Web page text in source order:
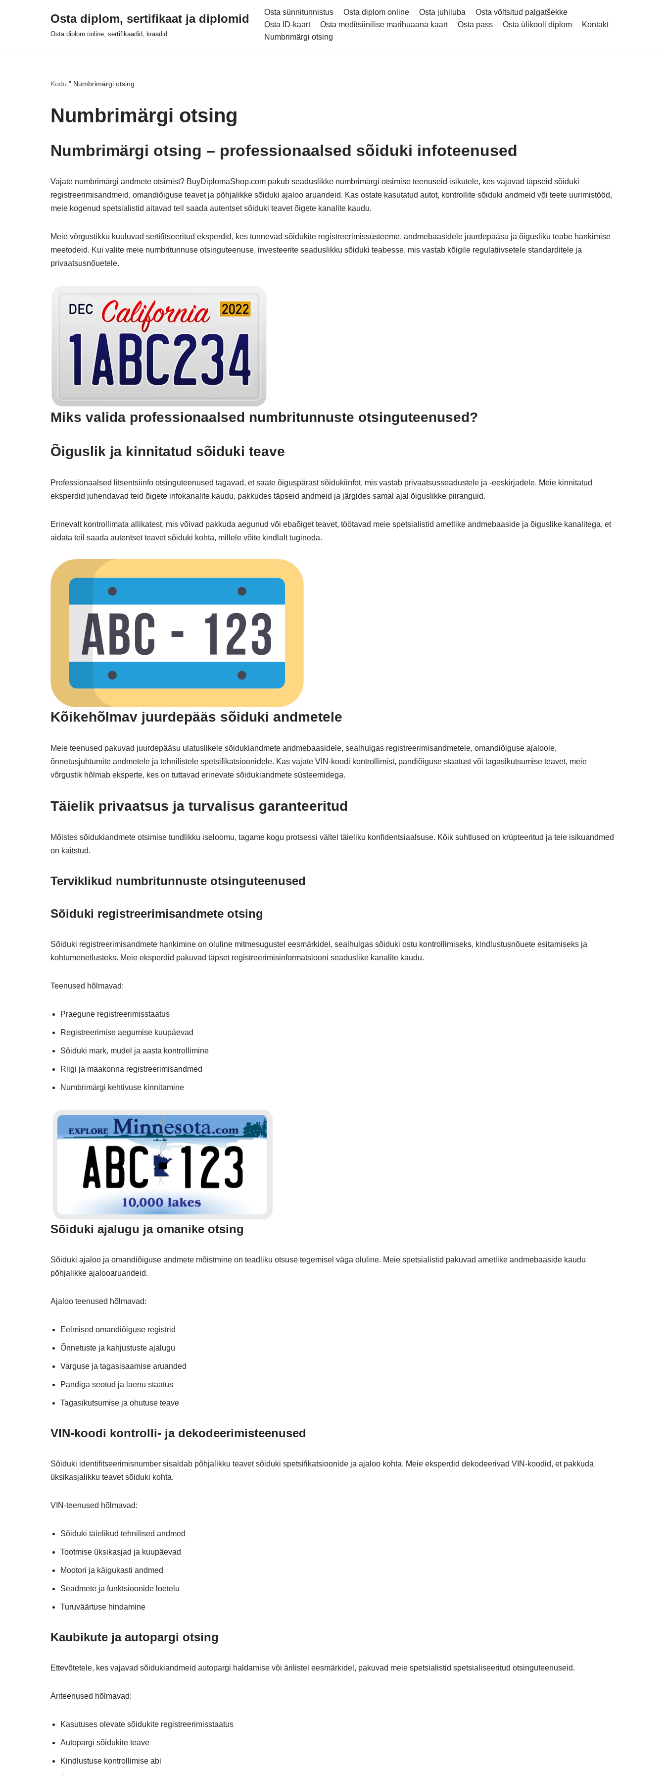
Osta diplom, sertifikaat ja diplomid
Osta diplom online, sertifikaadid, kraadid
Osta sünnitunnistus Osta diplom online Osta juhiluba
Osta võltsitud palgatšekke
Osta ID-kaart
Osta meditsiinilise marihuaana kaart Osta pass Osta ülikooli diplom
Kontakt
Numbrimärgi otsing
Kodu " Numbrimärgi otsing
Numbrimärgi otsing
Numbrimärgi otsing – professionaalsed sõiduki infoteenused
Vajate numbrimärgi andmete otsimist? BuyDiplomaShop.com pakub seaduslikke numbrimärgi otsimise teenuseid isikutele, kes vajavad täpseid sõiduki
registreerimisandmeid, omandiõiguse teavet ja põhjalikke sõiduki ajaloo aruandeid. Kas ostate kasutatud autot, kontrollite sõiduki andmeid või teete uurimistööd,
meie kogenud spetsialistid aitavad teil saada autentset sõiduki teavet õigete kanalite kaudu.
Meie võrgustikku kuuluvad sertifitseeritud eksperdid, kes tunnevad sõidukite registreerimissüsteeme, andmebaasidele juurdepääsu ja õigusliku teabe hankimise
meetodeid. Kui valite meie numbritunnuse otsinguteenuse, investeerite seaduslikku sõiduki teabesse, mis vastab kõigile regulatiivsetele standarditele ja
privaatsusnõuetele.
Miks valida professionaalsed numbritunnuste otsinguteenused?
Õiguslik ja kinnitatud sõiduki teave
Professionaalsed litsentsiinfo otsinguteenused tagavad, et saate õiguspärast sõidukiinfot, mis vastab privaatsusseadustele ja -eeskirjadele. Meie kinnitatud
eksperdid juhendavad teid õigete infokanalite kaudu, pakkudes täpseid andmeid ja järgides samal ajal õiguslikke piiranguid.
Erinevalt kontrollimata allikatest, mis võivad pakkuda aegunud või ebaõiget teavet, töötavad meie spetsialistid ametlike andmebaaside ja õiguslike kanalitega, et
aidata teil saada autentset teavet sõiduki kohta, millele võite kindlalt tugineda.
Kõikehõlmav juurdepääs sõiduki andmetele
Meie teenused pakuvad juurdepääsu ulatuslikele sõidukiandmete andmebaasidele, sealhulgas registreerimisandmetele, omandiõiguse ajaloole,
õnnetusjuhtumite andmetele ja tehnilistele spetsifikatsioonidele. Kas vajate VIN-koodi kontrollimist, pandiõiguse staatust või tagasikutsumise teavet, meie
võrgustik hõlmab eksperte, kes on tuttavad erinevate sõidukiandmete süsteemidega.
Täielik privaatsus ja turvalisus garanteeritud
Mõistes sõidukiandmete otsimise tundlikku iseloomu, tagame kogu protsessi vältel täieliku konfidentsiaalsuse. Kõik suhtlused on krüpteeritud ja teie isikuandmed
on kaitstud.
Terviklikud numbritunnuste otsinguteenused
Sõiduki registreerimisandmete otsing
Sõiduki registreerimisandmete hankimine on oluline mitmesugustel eesmärkidel, sealhulgas sõiduki ostu kontrollimiseks, kindlustusnõuete esitamiseks ja
kohtumenetlusteks. Meie eksperdid pakuvad täpset registreerimisinformatsiooni seaduslike kanalite kaudu.
Teenused hõlmavad:
Praegune registreerimisstaatus
Registreerimise aegumise kuupäevad
Sõiduki mark, mudel ja aasta kontrollimine
Riigi ja maakonna registreerimisandmed
Numbrimärgi kehtivuse kinnitamine
Sõiduki ajalugu ja omanike otsing
Sõiduki ajaloo ja omandiõiguse andmete mõistmine on teadliku otsuse tegemisel väga oluline. Meie spetsialistid pakuvad ametlike andmebaaside kaudu
põhjalikke ajalooaruandeid.
Ajaloo teenused hõlmavad:
Eelmised omandiõiguse registrid
Õnnetuste ja kahjustuste ajalugu
Varguse ja tagasisaamise aruanded
Pandiga seotud ja laenu staatus
Tagasikutsumise ja ohutuse teave
VIN-koodi kontrolli- ja dekodeerimisteenused
Sõiduki identifitseerimisnumber sisaldab põhjalikku teavet sõiduki spetsifikatsioonide ja ajaloo kohta. Meie eksperdid dekodeerivad VIN-koodid, et pakkuda
üksikasjalikku teavet sõiduki kohta.
VIN-teenused hõlmavad:
Sõiduki täielikud tehnilised andmed
Tootmise üksikasjad ja kuupäevad
Mootori ja käigukasti andmed
Seadmete ja funktsioonide loetelu
Turuväärtuse hindamine
Kaubikute ja autopargi otsing
Ettevõtetele, kes vajavad sõidukiandmeid autopargi haldamise või ärilistel eesmärkidel, pakuvad meie spetsialistid spetsialiseeritud otsinguteenuseid.
Äriteenused hõlmavad:
Kasutuses olevate sõidukite registreerimisstaatus
Autopargi sõidukite teave
Kindlustuse kontrollimise abi